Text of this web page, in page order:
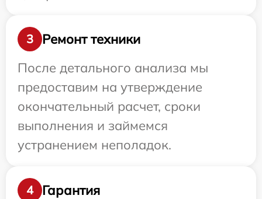
3
Ремонт техники
После детального анализа мы
предоставим на утверждение
окончательный расчет, сроки
выполнения и займемся
устранением неполадок.
4
Гарантия